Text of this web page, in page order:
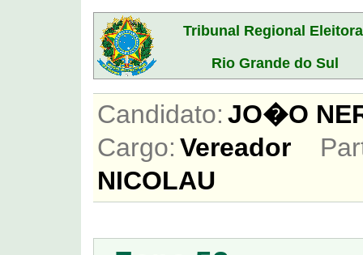
Tribunal Regional
Rio Grande do Sul
Candidato: JO�O
Cargo: Vereador
NICOLAU